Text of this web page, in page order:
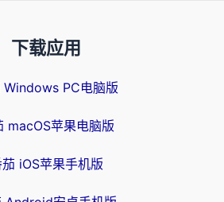
下载应用
Windows PC电脑版
macOS苹果电脑版
iOS苹果手机版